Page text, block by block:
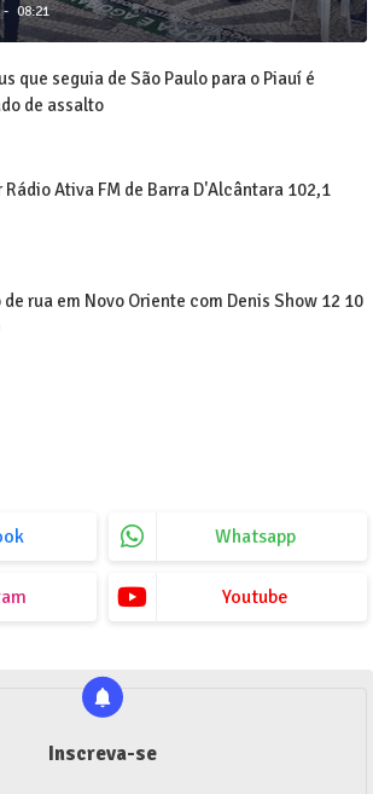
08:21
que seguia de São Paulo para o Piauí é
de assalto
Rádio Ativa FM de Barra D'Alcântara 102,1
de rua em Novo Oriente com Denis Show 12 10
Whatsapp
Youtube
Inscreva-se